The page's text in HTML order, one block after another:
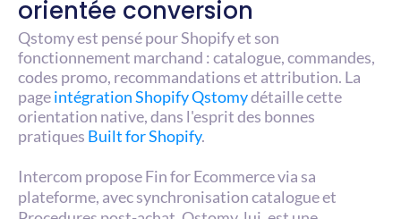
orientée conversion
Qstomy est pensé pour Shopify et son
fonctionnement marchand : catalogue, commandes,
codes promo, recommandations et attribution. La
page intégration Shopify Qstomy détaille cette
orientation native, dans l'esprit des bonnes
pratiques Built for Shopify.
Intercom propose Fin for Ecommerce via sa
plateforme, avec synchronisation catalogue et